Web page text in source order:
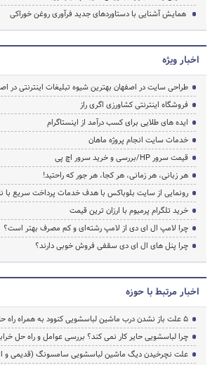
همایش آشنایی با دستاوردهای جدید فرآوری روغن خوراکی
اخبار ویژه
طراحی سایت در اصفهان بهترین شیوه تبلیغات اینترنتی در
فروشگاه اینترنتی کشاورزی اگری راز
ایده های طلایی برای کسب درآمد از اینستاگرام
خدمات سایت انجام پروژه ماهان
قیمت سرور HP/بررسی و خرید سرور اچ پی
هر زبانی، هر زمانی، هر کجا، هر جور که راحتید!
رونمایی از سایت بلوباکس با هدف خدمات پرداخت سریع با
خرید تلگرام پرمیوم با ارزان ترین قیمت
چرا لامپ ال ای دی از لامپ رشته‌ای و کم مصرف بهتر است؟
چرا پنل های ال ای دی سقفی فروش خوبی دارند؟
اخبار مرتبط با حوزه
5 علت باز نشدن درب ماشین لباسشویی کنوود به همراه راه حل
چرا لباسشویی حایر کار نمی کند؟ بررسی عوامل و راه حل
علت نچرخیدن دیگ ماشین لباسشویی سامسونگ (قدیمی و